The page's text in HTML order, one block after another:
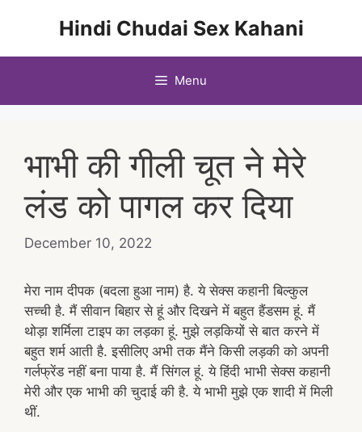
Hindi Chudai Sex Kahani
Menu
भाभी की गीली चूत ने मेरे
लंड को पागल कर दिया
December 10, 2022
मेरा नाम दीपक (बदला हुआ नाम) है. ये सेक्स कहानी बिल्कुल
सच्ची है. मैं सीवान बिहार से हूं और दिखने में बहुत हैंडसम हूं. मैं
थोड़ा शर्मिला टाइप का लड़का हूं. मुझे लड़कियों से बात करने में
बहुत शर्म आती है. इसीलिए अभी तक मैंने किसी लड़की को अपनी
गर्लफ्रेंड नहीं बना पाया है. मैं सिंगल हूं. ये हिंदी भाभी सेक्स कहानी
मेरी और एक भाभी की चुदाई की है. ये भाभी मुझे एक शादी में मिली
थीं.